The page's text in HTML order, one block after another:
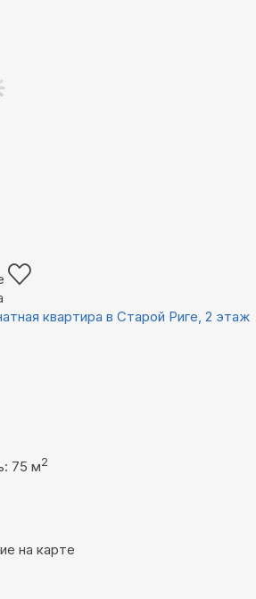
квартира в Старой Риге, 2 этаж
75 м2
на карте